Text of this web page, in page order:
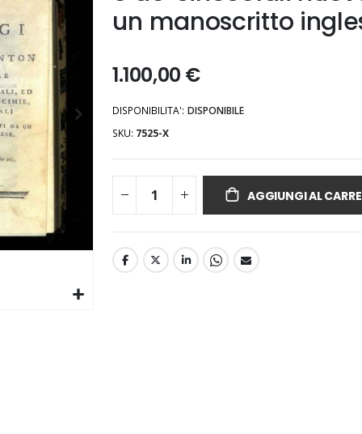
un manoscritto
1.100,00 €
DISPONIBILITA': DISPONIBILE
SKU 7525-X
AGGIUNGI AL